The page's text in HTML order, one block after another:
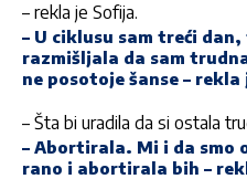
– rekla je Sofija.
– U ciklusu sam treći
razmišljala da sam
ne posotoje šanse –
– Šta bi uradila da si ostala
– Abortirala. Mi i da smo
rano i abortirala bih –